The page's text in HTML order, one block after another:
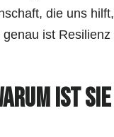
die uns hilft,
ist Resilienz
ist sie